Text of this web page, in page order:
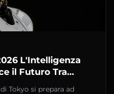
L'Intelligenza
il Futuro Tra
Autonoma
Tokyo si prepara ad